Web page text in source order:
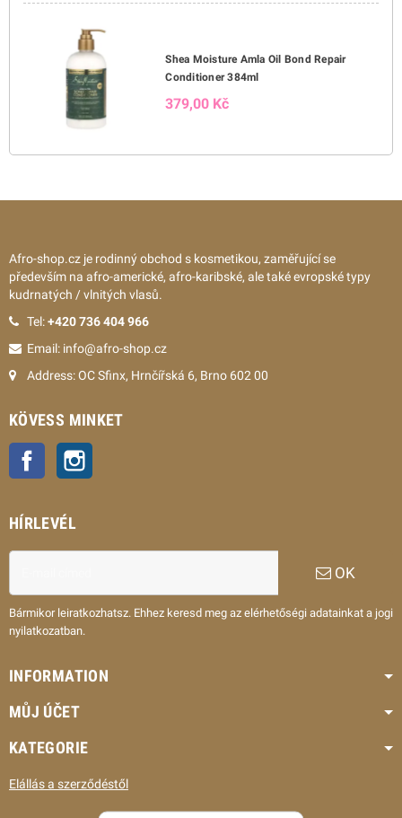
Shea Moisture Amla Oil Bond Repair
Conditioner 384ml
379,00 Kč
Afro-shop.cz je rodinný obchod s kosmetikou, zaměřující se
především na afro-americké, afro-karibské, ale také evropské typy
kudrnatých / vlnitých vlasů.
Tel:+420 736 404 966
Email: info@afro-shop.cz
Address: OC Sfinx, Hrnčířská 6, Brno 602 00
KÖVESS MINKET
Facebook
HÍRLEVÉL
OK
Bármikor leiratkozhatsz. Ehhez keresd meg az elérhetőségi adatainkat a jogi
nyilatkozatban.
INFORMATION
MŮJ ÚČET
KATEGORIE
Elállás a szerződéstől